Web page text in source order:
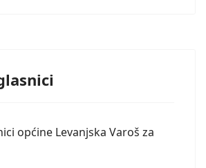
općine Levanjska Varoš za